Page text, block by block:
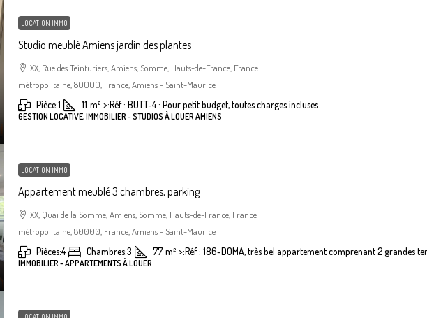
LOCATION IMMO
Studio meublé Amiens jardin des plantes
XX, Rue des Teinturiers, Amiens, Somme, Hauts-de-France, France
métropolitaine, 80000, France, Amiens - Saint-Maurice
Pièce:1 11 m² >:Réf : BUTT-4 : Pour petit budget, toutes charges incluses.
GESTION LOCATIVE, IMMOBILIER - STUDIOS À LOUER AMIENS
LOCATION IMMO
Appartement meublé 3 chambres, parking
XX, Quai de la Somme, Amiens, Somme, Hauts-de-France, France
métropolitaine, 80000, France, Amiens - Saint-Maurice
Pièces:4 Chambres:3 77 m² >:Réf : 186-DOMA, très bel appartement comprenant 2 grandes
IMMOBILIER - APPARTEMENTS À LOUER